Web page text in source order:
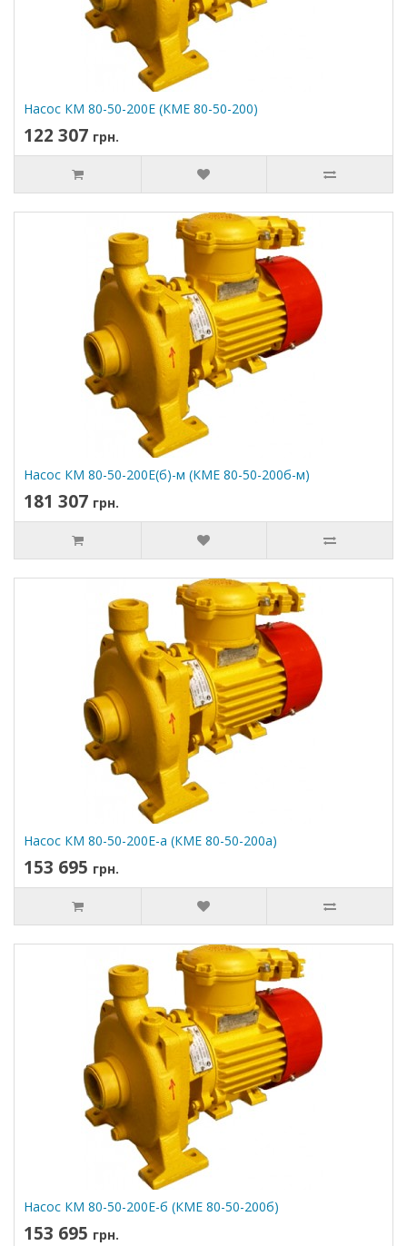
Насос КМ 80-50-200Е (КМЕ 80-50-200)
122 307 грн.
Насос КМ 80-50-200Е(б)-м (КМЕ 80-50-200б-м)
181 307 грн.
Насос КМ 80-50-200Е-а (КМЕ 80-50-200а)
153 695 грн.
Насос КМ 80-50-200Е-б (КМЕ 80-50-200б)
153 695 грн.